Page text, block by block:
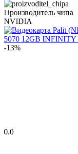
Производитель чипа
NVIDIA
-13%
0.0